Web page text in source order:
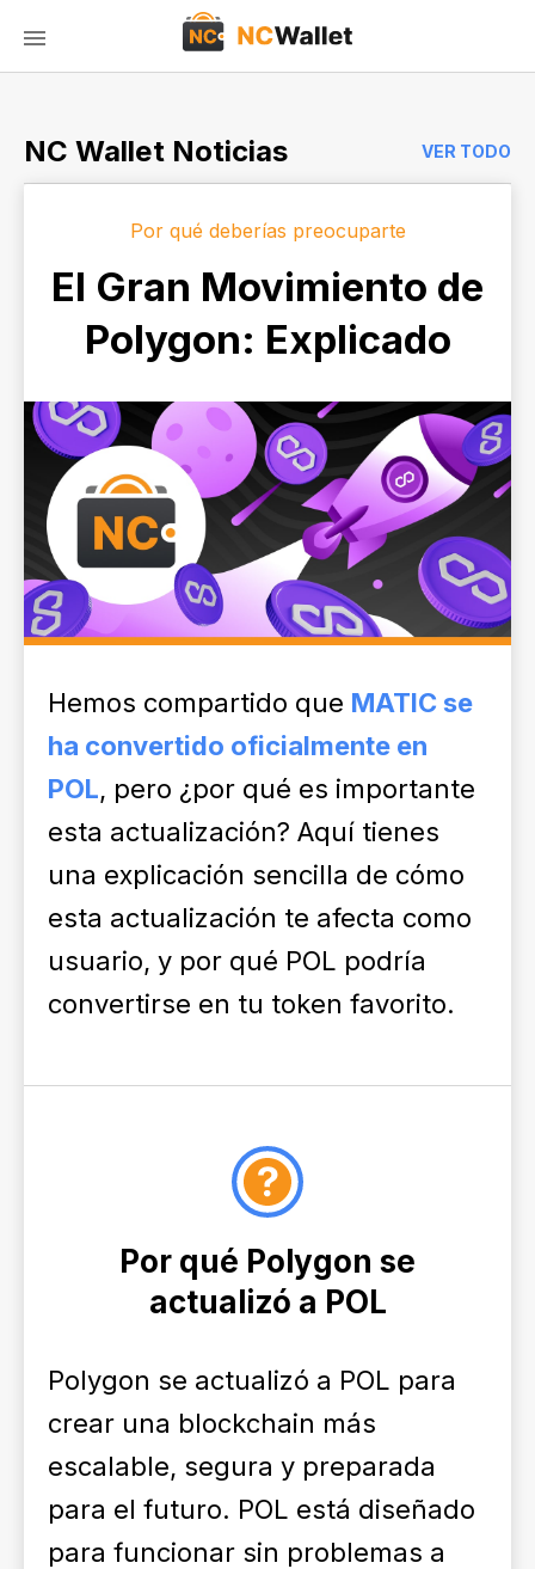
NC Wallet Noticias VER TODO
Por qué deberías preocuparte
El Gran Movimiento de
Polygon: Explicado
Hemos compartido que MATIC se
ha convertido oficialmente en
POL, pero ¿por qué es importante
esta actualización? Aquí tienes
una explicación sencilla de cómo
esta actualización te afecta como
usuario, y por qué POL podría
convertirse en tu token favorito.
Por qué Polygon se
actualizó a POL
Polygon se actualizó a POL para
crear una blockchain más
escalable, segura y preparada
para el futuro. POL está diseñado
para funcionar sin problemas a